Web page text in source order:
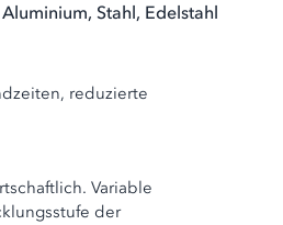
Stahl, Edelstahl
reduzierte
Variable
der